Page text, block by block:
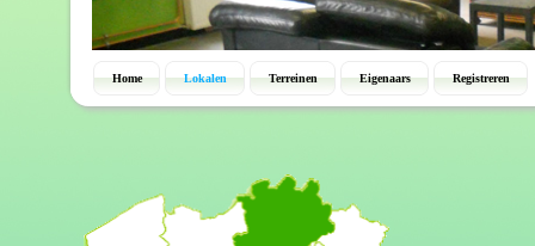
Home Lokalen Terreinen Eigenaars Registreren